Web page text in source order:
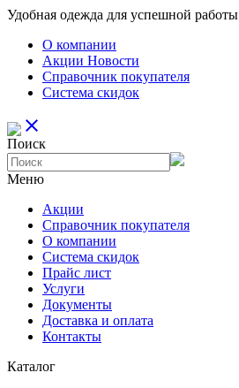
Удобная одежда для успешной работы
О компании
Aкции Новости
Справочник покупателя
Система скидок
close
Поиск
Меню
Aкции
Справочник покупателя
О компании
Система скидок
Прайс лист
Услуги
Документы
Доставка и оплата
Контакты
Каталог